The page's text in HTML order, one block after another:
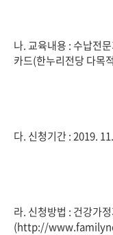
나. 교육내용 : 수납전
카드(한누리전당 다목
다. 신청기간 : 2019.
라. 신청방법 : 건강가
(http://